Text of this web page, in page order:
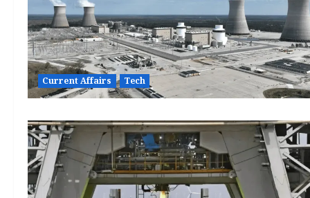
Current Affairs Tech